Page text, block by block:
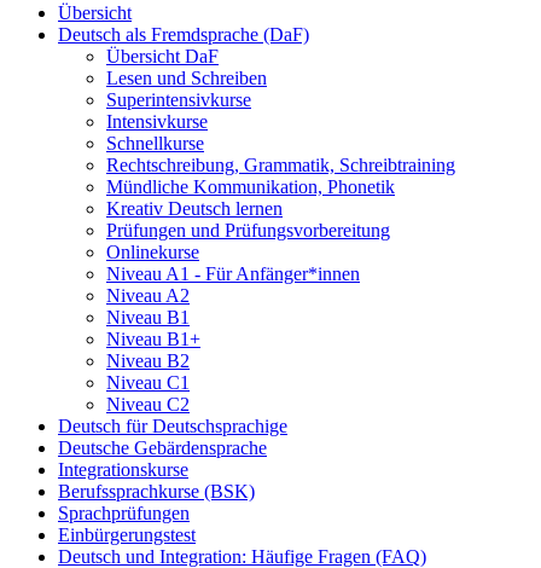
Übersicht
Deutsch als Fremdsprache (DaF)
Übersicht DaF
Lesen und Schreiben
Superintensivkurse
Intensivkurse
Schnellkurse
Rechtschreibung, Grammatik, Schreibtraining
Mündliche Kommunikation, Phonetik
Kreativ Deutsch lernen
Prüfungen und Prüfungsvorbereitung
Onlinekurse
Niveau A1 - Für Anfänger*innen
Niveau A2
Niveau B1
Niveau B1+
Niveau B2
Niveau C1
Niveau C2
Deutsch für Deutschsprachige
Deutsche Gebärdensprache
Integrationskurse
Berufssprachkurse (BSK)
Sprachprüfungen
Einbürgerungstest
Deutsch und Integration: Häufige Fragen (FAQ)